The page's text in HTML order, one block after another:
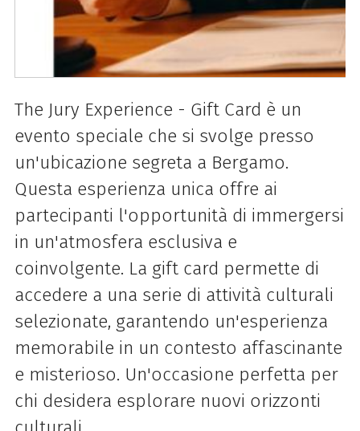
The Jury Experience - Gift Card è un
evento speciale che si svolge presso
un'ubicazione segreta a Bergamo.
Questa esperienza unica offre ai
partecipanti l'opportunità di immergersi
in un'atmosfera esclusiva e
coinvolgente. La gift card permette di
accedere a una serie di attività culturali
selezionate, garantendo un'esperienza
memorabile in un contesto affascinante
e misterioso. Un'occasione perfetta per
chi desidera esplorare nuovi orizzonti